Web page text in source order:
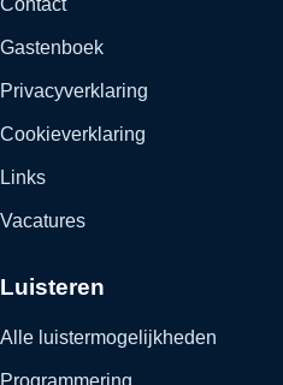
Contact
Gastenboek
Privacyverklaring
Cookieverklaring
Links
Vacatures
Luisteren
Alle luistermogelijkheden